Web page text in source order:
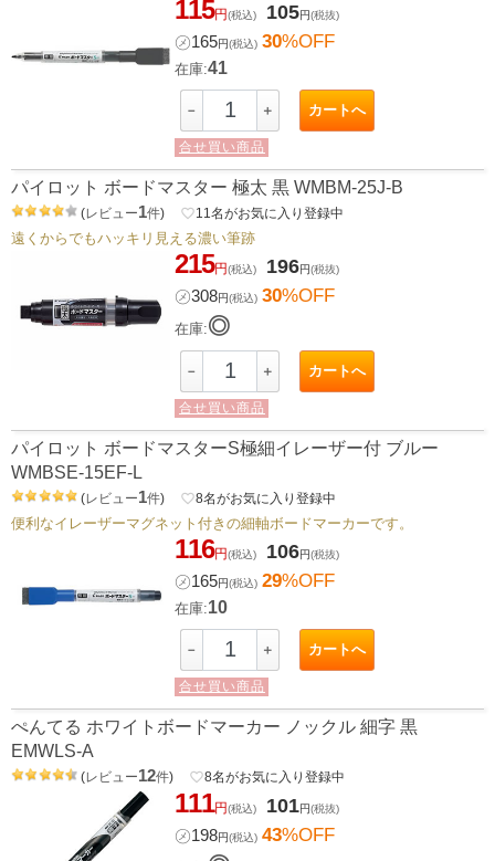
115円(税込) 105円(税抜)
㋱165円(税込) 30%OFF
在庫:41
－ ＋ カートへ
合せ買い商品
パイロット ボードマスター 極太 黒 WMBM-25J-B
(レビュー1件) favorite_border11 名がお気に入り登録中
遠くからでもハッキリ見える濃い筆跡
215円(税込) 196円(税抜)
㋱308円(税込) 30%OFF
在庫:◎
－ ＋ カートへ
合せ買い商品
パイロット ボードマスターS極細イレーザー付 ブルー
WMBSE-15EF-L
(レビュー1件) favorite_border8名がお気に入り登録中
便利なイレーザーマグネット付きの細軸ボードマーカーです。
116円(税込) 106円(税抜)
㋱165円(税込) 29%OFF
在庫:10
－ ＋ カートへ
合せ買い商品
ぺんてる ホワイトボードマーカー ノックル 細字 黒
EMWLS-A
(レビュー12件) favorite_border8名がお気に入り登録中
111円(税込) 101円(税抜)
㋱198円(税込) 43%OFF